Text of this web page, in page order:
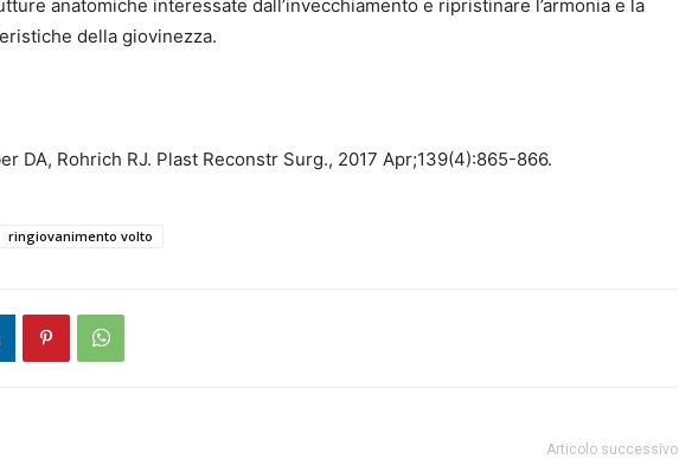
anatomiche interessate dall’invecchiamento e ripristinare l’armonia e la
della giovinezza.
DA, Rohrich RJ. Plast Reconstr Surg., 2017 Apr;139(4):865-866.
ringiovanimento volto
Articolo successivo